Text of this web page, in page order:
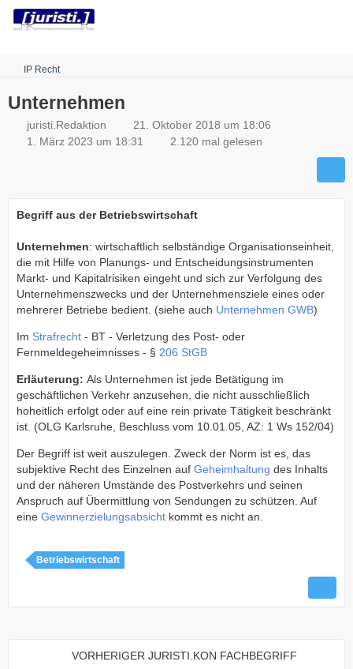
Robots.txt
IP Recht
Unternehmen
juristi.Redaktion
21. Oktober 2018 um 18:06
1. März 2023 um 18:31
2.120 mal gelesen
Begriff aus der Betriebswirtschaft
Unternehmen: wirtschaftlich selbständige Organisationseinheit,
die mit Hilfe von Planungs- und Entscheidungsinstrumenten
Markt- und Kapitalrisiken eingeht und sich zur Verfolgung des
Unternehmenszwecks und der Unternehmensziele eines oder
mehrerer Betriebe bedient. (siehe auch Unternehmen GWB)
Im Strafrecht - BT - Verletzung des Post- oder
Fernmeldegeheimnisses - § 206 StGB
Erläuterung: Als Unternehmen ist jede Betätigung im
geschäftlichen Verkehr anzusehen, die nicht ausschließlich
hoheitlich erfolgt oder auf eine rein private Tätigkeit beschränkt
ist. (OLG Karlsruhe, Beschluss vom 10.01.05, AZ: 1 Ws 152/04)
Der Begriff ist weit auszulegen. Zweck der Norm ist es, das
subjektive Recht des Einzelnen auf Geheimhaltung des Inhalts
und der näheren Umstände des Postverkehrs und seinen
Anspruch auf Übermittlung von Sendungen zu schützen. Auf
eine Gewinnerzielungsabsicht kommt es nicht an.
Betriebswirtschaft
VORHERIGER JURISTI.KON FACHBEGRIFF